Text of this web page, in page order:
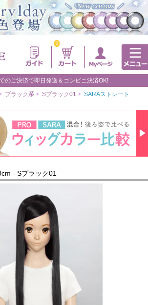
0
のご決済で即日発送＆コンビニ決済OK!
ブラック系 > Sブラック01 > SARAストレート
- Sブラック01